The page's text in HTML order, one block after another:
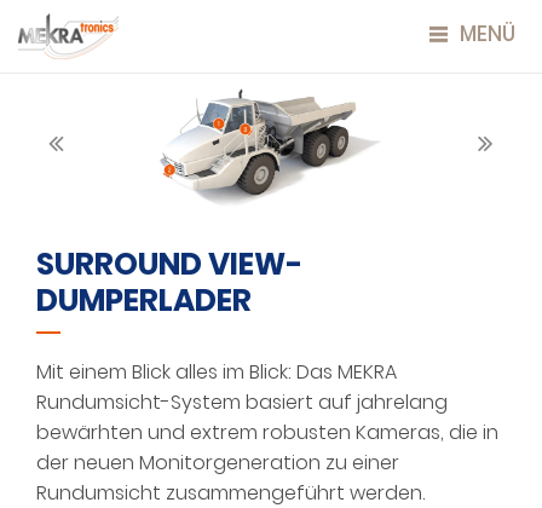
MENÜ
SURROUND VIEW-
DUMPERLADER
Mit einem Blick alles im Blick: Das MEKRA
Rundumsicht-System basiert auf jahrelang
bewärhten und extrem robusten Kameras, die in
der neuen Monitorgeneration zu einer
Rundumsicht zusammengeführt werden.